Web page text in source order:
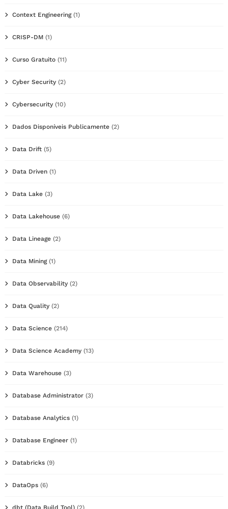
Context Engineering(1)
CRISP-DM (1)
Curso Gratuito (11)
Cyber Security (2)
Cybersecurity (10)
Dados Disponíveis Publicamente (2)
Data Drift (5)
Data Driven (1)
Data Lake (3)
Data Lakehouse (6)
Data Lineage (2)
Data Mining(1)
Data Observability (2)
Data Quality (2)
Data Science (214)
Data Science Academy (13)
Data Warehouse (3)
Database Administrator (3)
Database Analytics (1)
Database Engineer (1)
Databricks (9)
DataOps (6)